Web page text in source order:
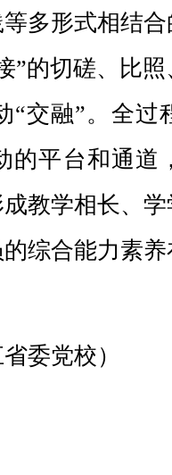
多形式相结
”的切磋、比
“交融”。全过
的平台和通道
教学相长、
综合能力素
委党校）